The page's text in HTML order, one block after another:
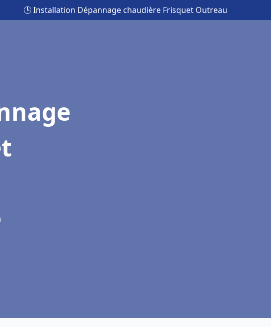
🕒 Installation Dépannage chaudière Frisquet Outreau